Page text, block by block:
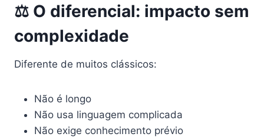
⚖️ O diferencial: impacto sem
complexidade
Diferente de muitos clássicos:
Não é longo
Não usa linguagem complicada
Não exige conhecimento prévio